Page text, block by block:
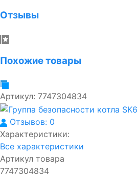
Отзывы
Похожие товары
Артикул: 7747304834
Отзывов: 0
Характеристики:
Все характеристики
Артикул товара
7747304834